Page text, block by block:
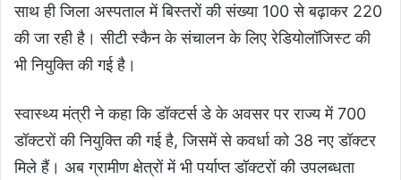
साथ ही जिला अस्पताल में बिस्तरों की संख्या 100 से बढ़ाकर 220
की जा रही है। सीटी स्कैन के संचालन के लिए रेडियोलॉजिस्ट की
भी नियुक्ति की गई है।
स्वास्थ्य मंत्री ने कहा कि डॉक्टर्स डे के अवसर पर राज्य में 700
डॉक्टरों की नियुक्ति की गई है, जिसमें से कवर्धा को 38 नए डॉक्टर
मिले हैं। अब ग्रामीण क्षेत्रों में भी पर्याप्त डॉक्टरों की उपलब्धता